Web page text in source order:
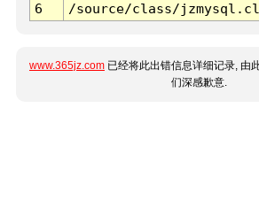
6
/source/class/
www.365jz.com 已经将此出错信息详细记录, 由
们深感歉意.